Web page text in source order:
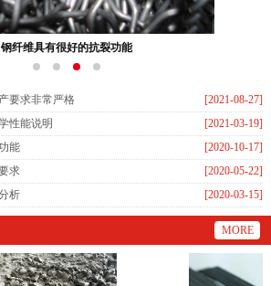
钢纤维具有很好的抗裂功能
[2021-08-27]
要求非常严格
[2021-03-19]
性能说明
[2020-10-17]
能
[2020-05-22]
求
[2020-03-15]
析
MORE